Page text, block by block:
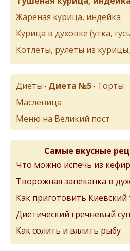
Жареная курица, индейка
Курица в духовке (утка,
Котлеты, рулеты из
Диеты • Диета №5 • Торты
Масленица
Меню на Великий пост
Самые вкусные
Что можно испечь из
Творожная запеканка в
Как приготовить Киевский
Диетический гречневый суп
Как солить и вялить рыбу